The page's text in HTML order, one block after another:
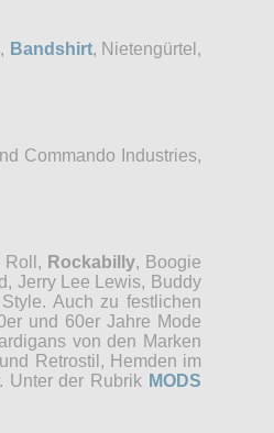
Bandshirt, Nietengürtel,
Commando Industries,
Roll, Rockabilly, Boogie
Jerry Lee Lewis, Buddy
Auch zu festlichen
und 60er Jahre Mode
von den Marken
Retrostil, Hemden im
Unter der Rubrik MODS